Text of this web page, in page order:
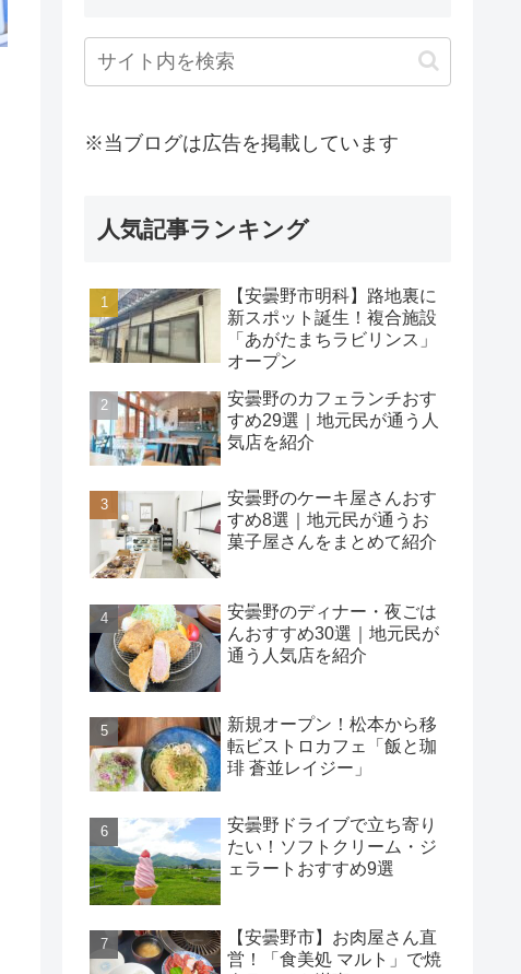
※当ブログは広告を掲載しています
人気記事ランキング
【安曇野市明科】路地裏に
新スポット誕生！複合施設
「あがたまちラビリンス」
オープン
安曇野のカフェランチおす
すめ29選｜地元民が通う人
気店を紹介
安曇野のケーキ屋さんおす
すめ8選｜地元民が通うお
菓子屋さんをまとめて紹介
安曇野のディナー・夜ごは
んおすすめ30選｜地元民が
通う人気店を紹介
新規オープン！松本から移
転ビストロカフェ「飯と珈
琲 蒼並レイジー」
安曇野ドライブで立ち寄り
たい！ソフトクリーム・ジ
ェラートおすすめ9選
【安曇野市】お肉屋さん直
営！「食美処 マルト」で焼